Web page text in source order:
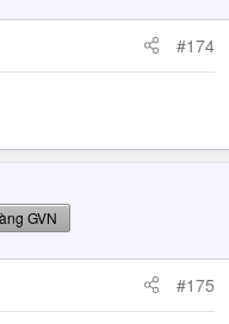
#174
GVN
#175